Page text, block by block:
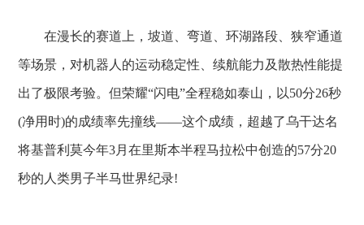
在漫长的赛道上，坡道、弯道、环湖路段、狭窄通道
等场景，对机器人的运动稳定性、续航能力及散热性能提
出了极限考验。但荣耀“闪电”全程稳如泰山，以50分26秒
(净用时)的成绩率先撞线——这个成绩，超越了乌干达名
将基普利莫今年3月在里斯本半程马拉松中创造的57分20
秒的人类男子半马世界纪录!